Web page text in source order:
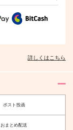
詳しくはこちら
ポスト投函
おまとめ配送